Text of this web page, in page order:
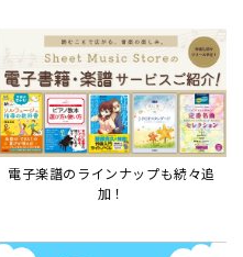
電子楽譜のラインナップも続々追
加！